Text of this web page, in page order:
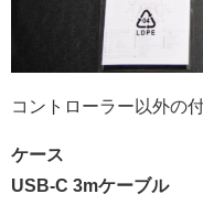
コントローラー以外の
ケース
USB-C 3mケーブル